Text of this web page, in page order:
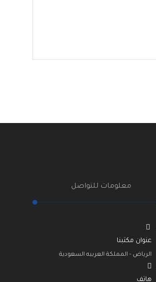
معلومات للتواصل
عنوان مكتبنا
الرياض - المملكة العربيه السعودية
هاتف